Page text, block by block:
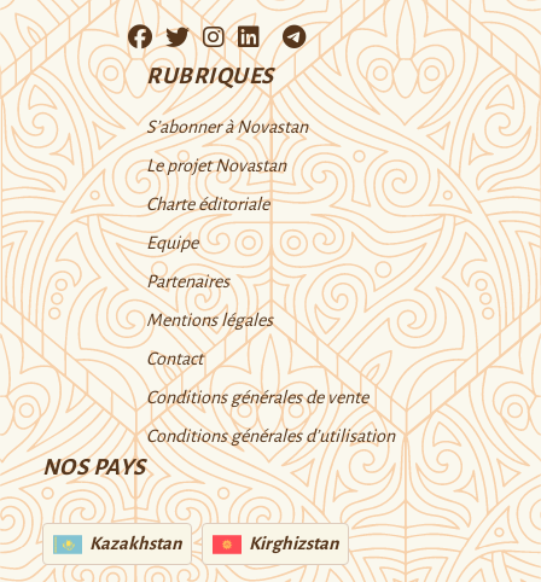
RUBRIQUES
S’abonner à Novastan
Le projet Novastan
Charte éditoriale
Equipe
Partenaires
Mentions légales
Contact
Conditions générales de vente
Conditions générales d’utilisation
NOS PAYS
Kazakhstan Kirghizstan